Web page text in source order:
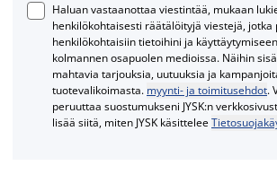
Haluan vastaanottaa viestintää, mukaan
henkilökohtaisesti räätälöityjä viestejä, jotka
henkilökohtaisiin tietoihini ja
kolmannen osapuolen medioissa. Näihin
mahtavia tarjouksia, uutuuksia ja
tuotevalikoimasta. myynti- ja toimitusehdot.
peruuttaa suostumukseni JYSK:n
lisää siitä, miten JYSK käsittelee